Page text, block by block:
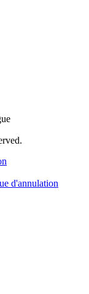
d'annulation